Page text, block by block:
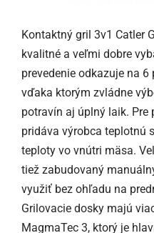
Kontaktný gril 3v1 Catler
kvalitné a veľmi dobre
prevedenie odkazuje na
vďaka ktorým zvládne
potravín aj úplný laik.
pridáva výrobca teplotnú
teploty vo vnútri mäsa.
tiež zabudovaný
využiť bez ohľadu na
Grilovacie dosky majú
MagmaTec 3, ktorý je